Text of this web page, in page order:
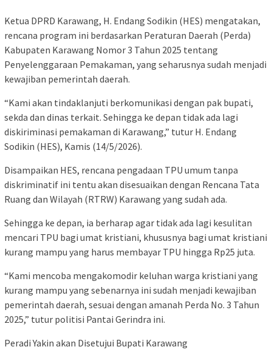
Ketua DPRD Karawang, H. Endang Sodikin (HES) mengatakan,
rencana program ini berdasarkan Peraturan Daerah (Perda)
Kabupaten Karawang Nomor 3 Tahun 2025 tentang
Penyelenggaraan Pemakaman, yang seharusnya sudah menjadi
kewajiban pemerintah daerah.
“Kami akan tindaklanjuti berkomunikasi dengan pak bupati,
sekda dan dinas terkait. Sehingga ke depan tidak ada lagi
diskiriminasi pemakaman di Karawang,” tutur H. Endang
Sodikin (HES), Kamis (14/5/2026).
Disampaikan HES, rencana pengadaan TPU umum tanpa
diskriminatif ini tentu akan disesuaikan dengan Rencana Tata
Ruang dan Wilayah (RTRW) Karawang yang sudah ada.
Sehingga ke depan, ia berharap agar tidak ada lagi kesulitan
mencari TPU bagi umat kristiani, khususnya bagi umat kristiani
kurang mampu yang harus membayar TPU hingga Rp25 juta.
“Kami mencoba mengakomodir keluhan warga kristiani yang
kurang mampu yang sebenarnya ini sudah menjadi kewajiban
pemerintah daerah, sesuai dengan amanah Perda No. 3 Tahun
2025,” tutur politisi Pantai Gerindra ini.
Peradi Yakin akan Disetujui Bupati Karawang